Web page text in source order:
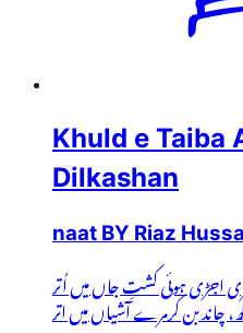
Khuld e Taiba
Dilkashan
naat BY Riaz
اجڑی ہوئی کشتِ جاں میں اُتر
چاند بن کرمرے آشیاں میں اتر